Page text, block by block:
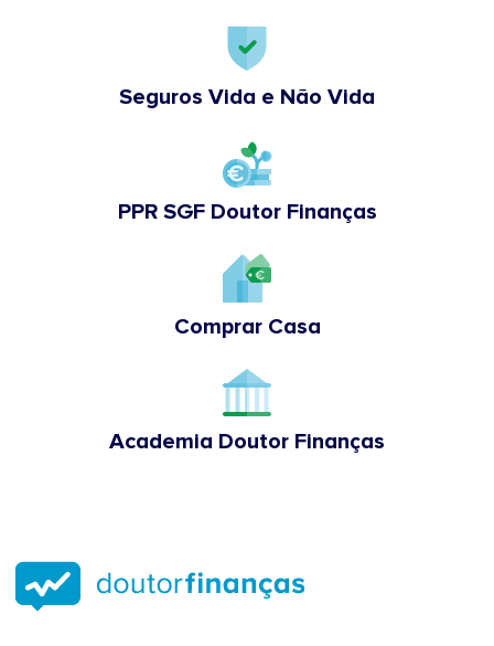
Seguros Vida e Não Vida
PPR SGF Doutor Finanças
Comprar Casa
Academia Doutor Finanças